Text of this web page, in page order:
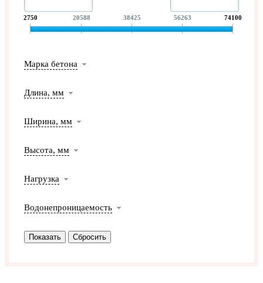
2750 20588 38425 56263 74100
Марка бетона
Длина, мм
Ширина, мм
Высота, мм
Нагрузка
Водонепроницаемость